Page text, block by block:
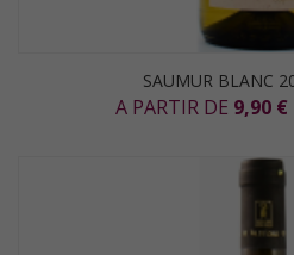
SAUMUR BLANC
A PARTIR DE 9,90 €